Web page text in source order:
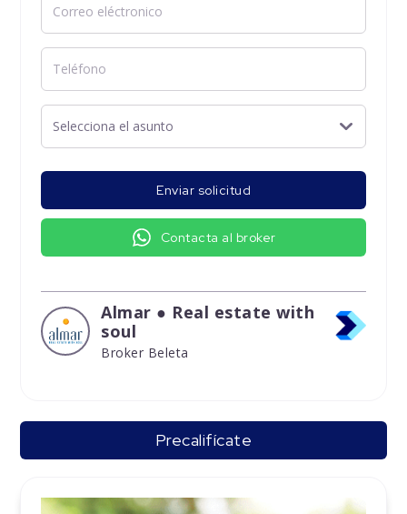
Enviar solicitud
Contacta al broker
Almar ● Real estate with
soul
Broker Beleta
Precalifícate